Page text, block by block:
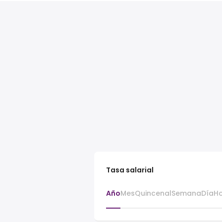
Tasa salarial
AñoMesQuincenalSemanaDía